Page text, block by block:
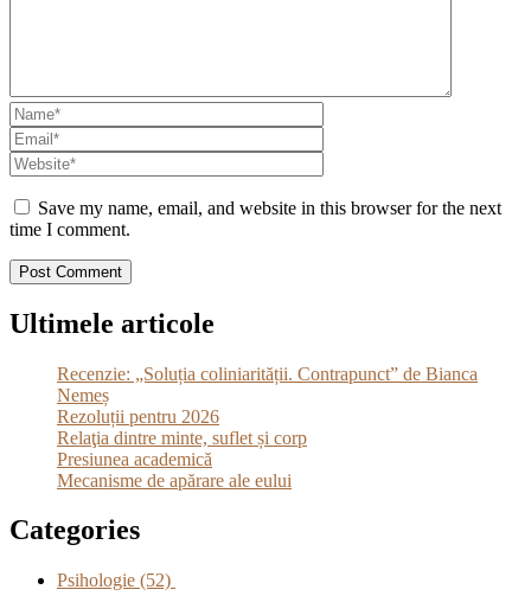
Save my name, email, and website in this browser for the next
time I comment.
Ultimele articole
Recenzie: „Soluția coliniarității. Contrapunct” de Bianca
Nemeș
Rezoluții pentru 2026
Relaţia dintre minte, suflet și corp
Presiunea academică
Mecanisme de apărare ale eului
Categories
Psihologie (52)